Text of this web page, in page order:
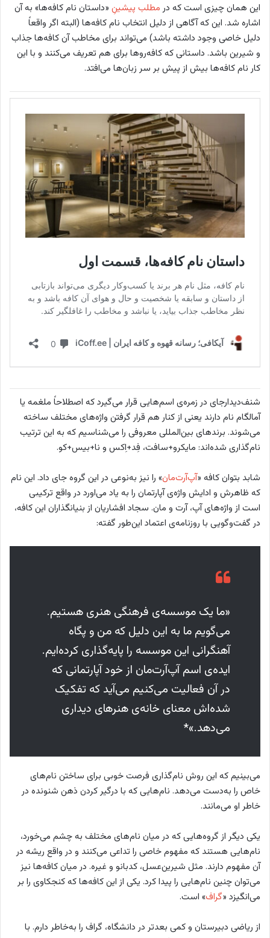
این همان چیزی است که درمطلب پیشینِ «داستان نام کافه‌ها» به آن
اشاره شد. این که آگاهی از دلیل انتخاب نام کافه‌ها (البته اگر واقعاً
دلیل خاصی وجود داشته باشد) می‌تواند برای مخاطب آن کافه‌ها جذاب
و شیرین باشد. داستانی که کافه‌روها برای هم تعریف می‌کنند و با این
کار نام کافه‌ها بیش از پیش بر سر زبان‌ها می‌افتد.
شنف‌دیدارجای در زمره‌ی اسم‌هایی قرار می‌گیرد که اصطلاحاً ملغمه یا
آمالگام نام دارند یعنی از کنار هم قرار گرفتن واژه‌های مختلف ساخته
می‌شوند. برندهای بین‌المللی معروفی را می‌شناسیم که به این ترتیب
نام‌گذاری شده‌اند: مایکرو+سافت، فِد+اِکس و نا+بیس+کو.
شابد بتوان کافه «آپ‌آرت‌مان» را نیز به‌نوعی در این گروه جای داد. این نام
که ظاهرش و ادایش واژه‌ی آپارتمان را به یاد می‌اورد در واقع ترکیبی
است از واژه‌های آپ، آرت و مان. سجاد افشاریان از بنیانگذاران این کافه،
در گفت‌وگویی با روزنامه‌ی اعتماد این‌طور گفته:
«ما یک موسسه‌ی فرهنگی هنری هستیم.
می‌گویم ما به این دلیل که من و پگاه
آهنگرانی این موسسه را پایه‌گذاری کرده‌ایم.
ایده‌ی اسم آپ‌آرت‌مان از خود آپارتمانی که
در آن فعالیت می‌کنیم می‌آید که تفکیک
شده‌اش معنای خانه‌ی هنرهای دیداری
می‌دهد.»*
می‌بینیم که این روش نام‌گذاری فرصت خوبی برای ساختن نام‌های
خاص را به‌دست می‌دهد. نام‌هایی که با درگیر کردن ذهن شنونده در
خاطر او می‌مانند.
یکی دیگر از گروه‌هایی که در میان نام‌های مختلف به چشم‌ می‌خورد،
نام‌هایی هستند که مفهوم خاصی را تداعی می‌کنند و در واقع ریشه در
آن مفهوم دارند. مثل شیرین‌عسل، کدبانو و غیره. در میان کافه‌ها نیز
می‌توان چنین نام‌هایی را پیدا کرد. یکی از این کافه‌ها که کنجکاوی‌ را بر
می‌انگیزد «گراف» است.
از ریاضی دبیرستان و کمی بعدتر در دانشگاه، گراف را به‌خاطر دارم. با